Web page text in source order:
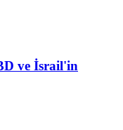
ve İsrail'in